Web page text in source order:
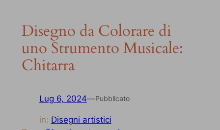
Disegno da Colorare di
uno Strumento Musicale:
Chitarra
Lug 6, 2024—Pubblicato
in: Disegni artistici